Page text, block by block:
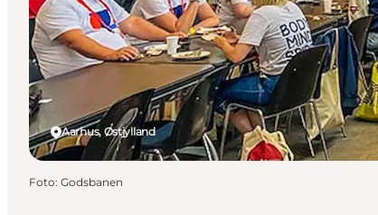
Aarhus, Østjylland
Foto: Godsbanen